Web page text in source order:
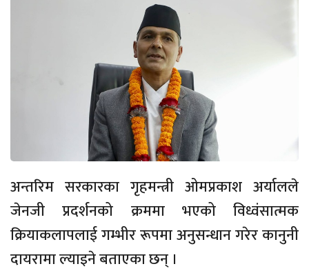
अन्तरिम सरकारका गृहमन्त्री ओमप्रकाश अर्यालले
जेनजी प्रदर्शनको क्रममा भएको विध्वंसात्मक
क्रियाकलापलाई गम्भीर रूपमा अनुसन्धान गरेर कानुनी
दायरामा ल्याइने बताएका छन् ।